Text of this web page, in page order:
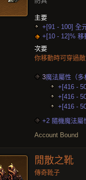
主要
+[91 - 100] 全
+[10 - 12]% 移
次要
你移動時可穿過
3魔法屬性（
+[416 -
+[416 -
+[416 -
+2 隨機魔法屬
Account Bound
閒散之靴
傳奇靴子